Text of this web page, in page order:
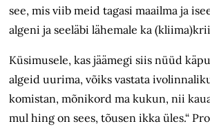
see, mis viib meid tagasi maailma ja
algeni ja seeläbi lähemale ka
Küsimusele, kas jäämegi siis nüüd
algeid uurima, võiks vastata
komistan, mõnikord ma kukun, nii
mul hing on sees, tõusen ikka üles.“